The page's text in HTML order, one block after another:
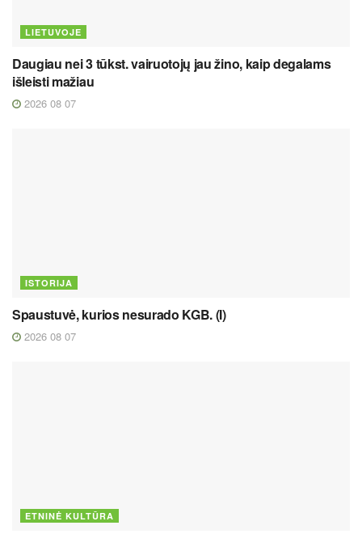
LIETUVOJE
Daugiau nei 3 tūkst. vairuotojų jau žino, kaip degalams
išleisti mažiau
2026 08 07
ISTORIJA
Spaustuvė, kurios nesurado KGB. (I)
2026 08 07
ETNINĖ KULTŪRA